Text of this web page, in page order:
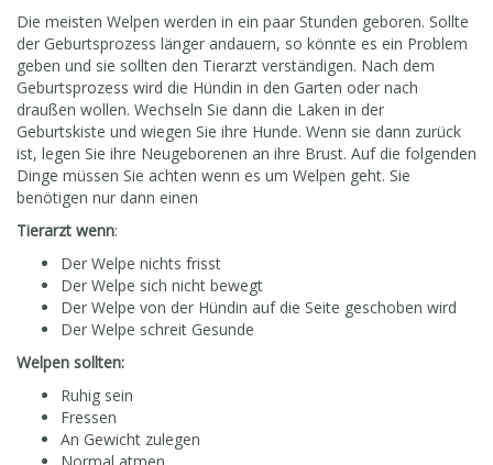
Die meisten Welpen werden in ein paar Stunden geboren. Sollte
der Geburtsprozess länger andauern, so könnte es ein Problem
geben und sie sollten den Tierarzt verständigen. Nach dem
Geburtsprozess wird die Hündin in den Garten oder nach
draußen wollen. Wechseln Sie dann die Laken in der
Geburtskiste und wiegen Sie ihre Hunde. Wenn sie dann zurück
ist, legen Sie ihre Neugeborenen an ihre Brust. Auf die folgenden
Dinge müssen Sie achten wenn es um Welpen geht. Sie
benötigen nur dann einen
Tierarzt wenn:
Der Welpe nichts frisst
Der Welpe sich nicht bewegt
Der Welpe von der Hündin auf die Seite geschoben wird
Der Welpe schreit Gesunde
Welpen sollten:
Ruhig sein
Fressen
An Gewicht zulegen